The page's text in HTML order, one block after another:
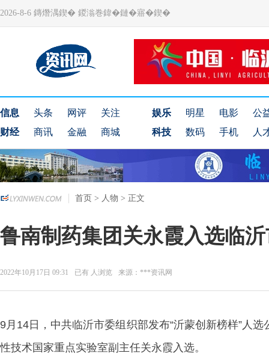
2026-8-6 鏄熸湡鍥� 鍐滃巻鍏�鏈�寤�鍥�
信息 头条 网评
关注
财经
商讯 金融 商城
娱乐 明星 电影
公
科技
数码 手机 人
首页 > 人物 > 正文
鲁南制药集团关永霞入选临
2022年10月17日 09:31 已有 人浏览 来源：***资讯网
9月14日，中共临沂市委组织部发布“沂蒙创新榜样”人
性技术国家重点实验室副主任关永霞入选。